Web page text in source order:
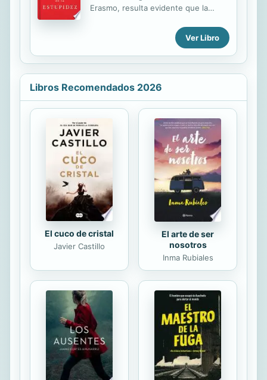
poderes fácticos es que la
globalización genera un círculo
virtuoso de prosperidad a la que los
inmigrantes deben acceder de
manera «ordenada», y que alcanzará
a los países y regiones ...
Erasmo, resulta evidente que la
lección y que la estupidez sigue
dominando nuestro mundo. La única
forma de combatirla con éxito es
aprender a conocerla y esto es lo
y divertido libro de Giancarlo
Livraghi, experto de prestigio
mundial en los campos de la
comunicación y la publicidad. El
poder de la estúpidez, sintetiza todo
lo que se ha dicho respecto a las
"leyes" de Murphy, de Parkinson o
de Cipolla; el principio de Peter Pan y
el de la navaja de...
Ver Libro
Libros Recomendados 2026
El cuco de cristal
Javier Castillo
El arte de ser
nosotros
Inma Rubiales